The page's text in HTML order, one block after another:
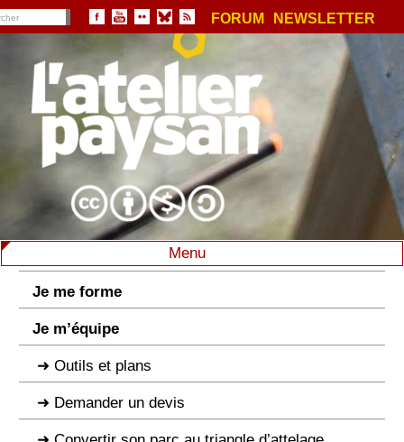
FORUM NEWSLETTER
Menu
Je me forme
Je m’équipe
Outils et plans
Demander un devis